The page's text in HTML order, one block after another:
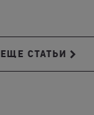
ЕЩЕ СТАТЬИ